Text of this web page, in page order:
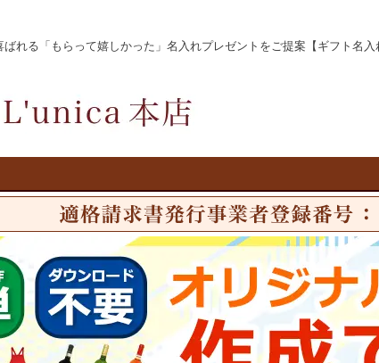
れる「もらって嬉しかった」名入れプレゼントをご提案【ギフト名入